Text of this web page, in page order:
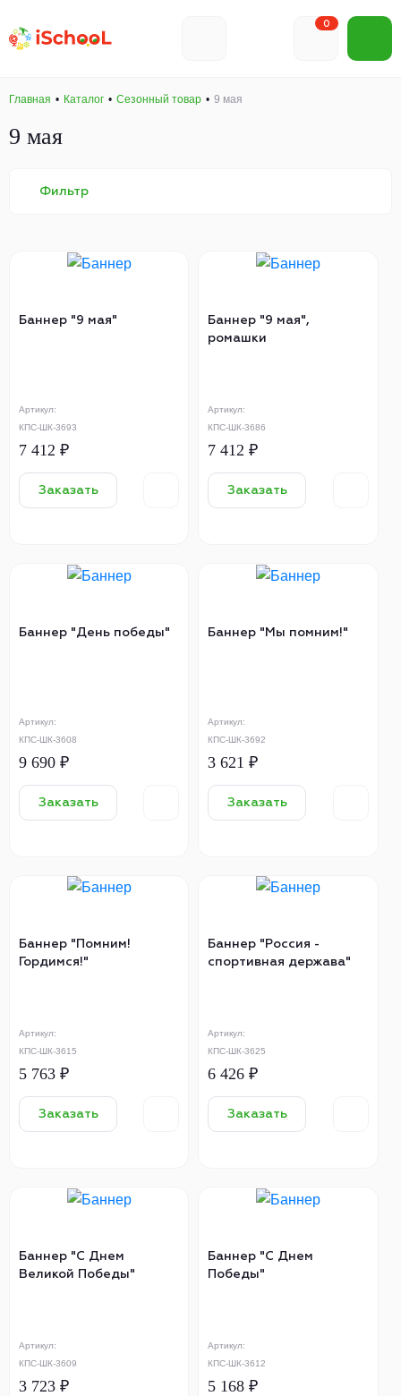
0
Главная Каталог Сезонный товар 9 мая
9 мая
Фильтр
Артикул:
КПС-ШК-3693
Баннер "9 мая"
7 412 ₽
Заказать
Артикул:
КПС-ШК-3686
Баннер "9 мая",
ромашки
7 412 ₽
Заказать
Артикул:
КПС-ШК-3608
Баннер "День победы"
9 690 ₽
Заказать
Артикул:
КПС-ШК-3692
Баннер "Мы помним!"
3 621 ₽
Заказать
Артикул:
КПС-ШК-3615
Баннер "Помним!
Гордимся!"
5 763 ₽
Заказать
Артикул:
КПС-ШК-3625
Баннер "Россия -
спортивная держава"
6 426 ₽
Заказать
Артикул:
КПС-ШК-3609
Баннер "С Днем
Великой Победы"
3 723 ₽
Артикул:
КПС-ШК-3612
Баннер "С Днем
Победы"
5 168 ₽